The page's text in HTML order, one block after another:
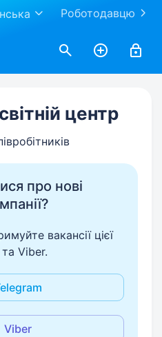
Роботодавцю
центр
про нові
вакансії цієї
Viber.
Viber